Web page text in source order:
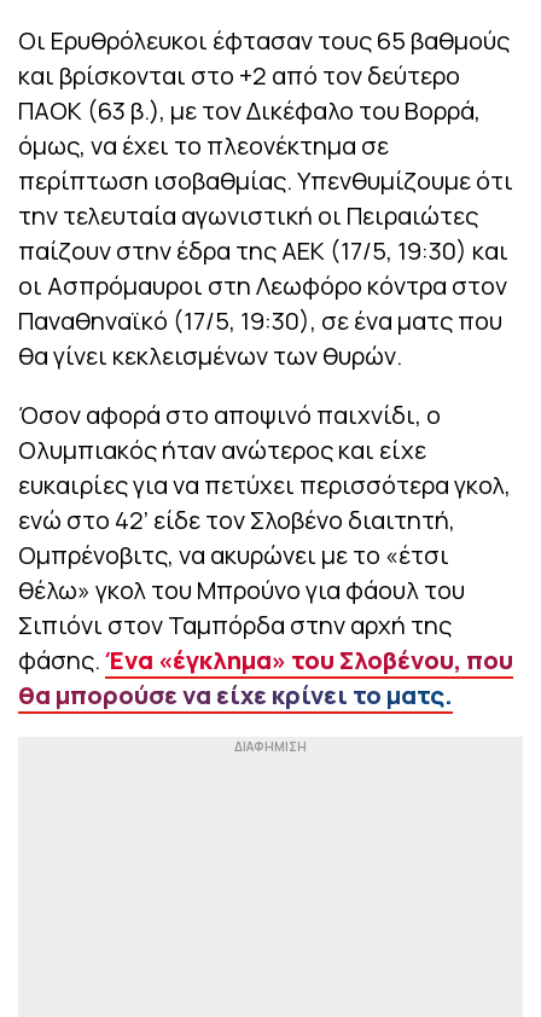
Οι Ερυθρόλευκοι έφτασαν τους 65 βαθμούς
και βρίσκονται στο +2 από τον δεύτερο
ΠΑΟΚ (63 β.), με τον Δικέφαλο του Βορρά,
όμως, να έχει το πλεονέκτημα σε
περίπτωση ισοβαθμίας. Υπενθυμίζουμε ότι
την τελευταία αγωνιστική οι Πειραιώτες
παίζουν στην έδρα της ΑΕΚ (17/5, 19:30) και
οι Ασπρόμαυροι στη Λεωφόρο κόντρα στον
Παναθηναϊκό (17/5, 19:30), σε ένα ματς που
θα γίνει κεκλεισμένων των θυρών.
Όσον αφορά στο αποψινό παιχνίδι, ο
Ολυμπιακός ήταν ανώτερος και είχε
ευκαιρίες για να πετύχει περισσότερα γκολ,
ενώ στο 42’ είδε τον Σλοβένο διαιτητή,
Ομπρένοβιτς, να ακυρώνει με το «έτσι
θέλω» γκολ του Μπρούνο για φάουλ του
Σιπιόνι στον Ταμπόρδα στην αρχή της
φάσης.Ένα «έγκλημα» του Σλοβένου, που
θα μπορούσε να είχε κρίνει το ματς.